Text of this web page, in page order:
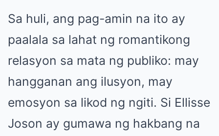
Sa huli, ang pag-amin na ito ay
paalala sa lahat ng romantikong
relasyon sa mata ng publiko: may
hangganan ang ilusyon, may
emosyon sa likod ng ngiti. Si Ellisse
Joson ay gumawa ng hakbang na